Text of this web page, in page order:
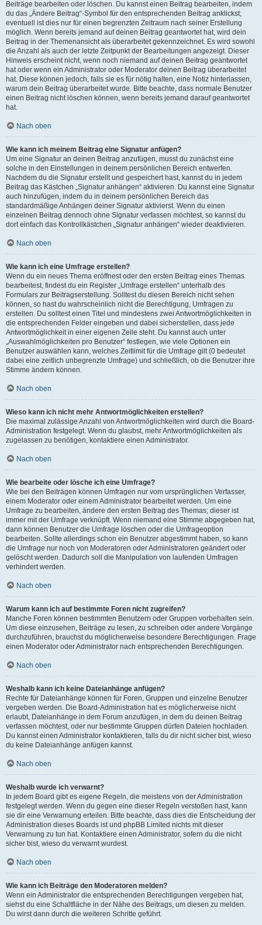
Beiträge bearbeiten oder löschen. Du kannst einen Beitrag bearbeiten, indem
du das „Ändere Beitrag“-Symbol für den entsprechenden Beitrag anklickst;
eventuell ist dies nur für einen begrenzten Zeitraum nach seiner Erstellung
möglich. Wenn bereits jemand auf deinen Beitrag geantwortet hat, wird dein
Beitrag in der Themenansicht als überarbeitet gekennzeichnet. Es wird sowohl
die Anzahl als auch der letzte Zeitpunkt der Bearbeitungen angezeigt. Dieser
Hinweis erscheint nicht, wenn noch niemand auf deinen Beitrag geantwortet
hat oder wenn ein Administrator oder Moderator deinen Beitrag überarbeitet
hat. Diese können jedoch, falls sie es für nötig halten, eine Notiz hinterlassen,
warum dein Beitrag überarbeitet wurde. Bitte beachte, dass normale Benutzer
einen Beitrag nicht löschen können, wenn bereits jemand darauf geantwortet
hat.
Nach oben
Wie kann ich meinem Beitrag eine Signatur anfügen?
Um eine Signatur an deinen Beitrag anzufügen, musst du zunächst eine
solche in den Einstellungen in deinem persönlichen Bereich entwerfen.
Nachdem du die Signatur erstellt und gespeichert hast, kannst du in jedem
Beitrag das Kästchen „Signatur anhängen“ aktivieren. Du kannst eine Signatur
auch hinzufügen, indem du in deinem persönlichen Bereich das
standardmäßige Anhängen deiner Signatur aktivierst. Wenn du einen
einzelnen Beitrag dennoch ohne Signatur verfassen möchtest, so kannst du
dort einfach das Kontrollkästchen „Signatur anhängen“ wieder deaktivieren.
Nach oben
Wie kann ich eine Umfrage erstellen?
Wenn du ein neues Thema eröffnest oder den ersten Beitrag eines Themas
bearbeitest, findest du ein Register „Umfrage erstellen“ unterhalb des
Formulars zur Beitragserstellung. Solltest du diesen Bereich nicht sehen
können, so hast du wahrscheinlich nicht die Berechtigung, Umfragen zu
erstellen. Du solltest einen Titel und mindestens zwei Antwortmöglichkeiten in
die entsprechenden Felder eingeben und dabei sicherstellen, dass jede
Antwortmöglichkeit in einer eigenen Zeile steht. Du kannst auch unter
„Auswahlmöglichkeiten pro Benutzer“ festlegen, wie viele Optionen ein
Benutzer auswählen kann, welches Zeitlimit für die Umfrage gilt (0 bedeutet
dabei eine zeitlich unbegrenzte Umfrage) und schließlich, ob die Benutzer ihre
Stimme ändern können.
Nach oben
Wieso kann ich nicht mehr Antwortmöglichkeiten erstellen?
Die maximal zulässige Anzahl von Antwortmöglichkeiten wird durch die Board-
Administration festgelegt. Wenn du glaubst, mehr Antwortmöglichkeiten als
zugelassen zu benötigen, kontaktiere einen Administrator.
Nach oben
Wie bearbeite oder lösche ich eine Umfrage?
Wie bei den Beiträgen können Umfragen nur vom ursprünglichen Verfasser,
einem Moderator oder einem Administrator bearbeitet werden. Um eine
Umfrage zu bearbeiten, ändere den ersten Beitrag des Themas; dieser ist
immer mit der Umfrage verknüpft. Wenn niemand eine Stimme abgegeben hat,
dann können Benutzer die Umfrage löschen oder die Umfrageoption
bearbeiten. Sollte allerdings schon ein Benutzer abgestimmt haben, so kann
die Umfrage nur noch von Moderatoren oder Administratoren geändert oder
gelöscht werden. Dadurch soll die Manipulation von laufenden Umfragen
verhindert werden.
Nach oben
Warum kann ich auf bestimmte Foren nicht zugreifen?
Manche Foren können bestimmten Benutzern oder Gruppen vorbehalten sein.
Um diese einzusehen, Beiträge zu lesen, zu schreiben oder andere Vorgänge
durchzuführen, brauchst du möglicherweise besondere Berechtigungen. Frage
einen Moderator oder Administrator nach entsprechenden Berechtigungen.
Nach oben
Weshalb kann ich keine Dateianhänge anfügen?
Rechte für Dateianhänge können für Foren, Gruppen und einzelne Benutzer
vergeben werden. Die Board-Administration hat es möglicherweise nicht
erlaubt, Dateianhänge in dem Forum anzufügen, in dem du deinen Beitrag
verfassen möchtest, oder nur bestimmte Gruppen dürfen Dateien hochladen.
Du kannst einen Administrator kontaktieren, falls du dir nicht sicher bist, wieso
du keine Dateianhänge anfügen kannst.
Nach oben
Weshalb wurde ich verwarnt?
In jedem Board gibt es eigene Regeln, die meistens von der Administration
festgelegt werden. Wenn du gegen eine dieser Regeln verstoßen hast, kann
sie dir eine Verwarnung erteilen. Bitte beachte, dass dies die Entscheidung der
Administration dieses Boards ist und phpBB Limited nichts mit dieser
Verwarnung zu tun hat. Kontaktiere einen Administrator, sofern du die nicht
sicher bist, wieso du verwarnt wurdest.
Nach oben
Wie kann ich Beiträge den Moderatoren melden?
Wenn ein Administrator die entsprechenden Berechtigungen vergeben hat,
siehst du eine Schaltfläche in der Nähe des Beitrags, um diesen zu melden.
Du wirst dann durch die weiteren Schritte geführt.